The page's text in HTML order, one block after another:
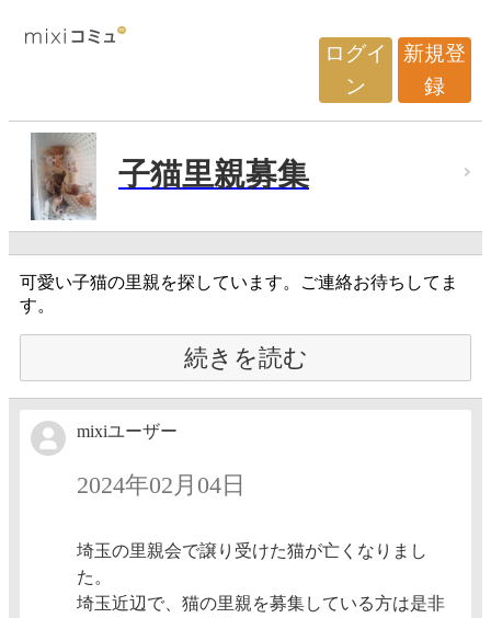
ログイ
ン
新規登
録
子猫里親募集
可愛い子猫の里親を探しています。ご連絡お待ちしてま
す。
続きを読む
mixiユーザー
2024年02月04日
埼玉の里親会で譲り受けた猫が亡くなりまし
た。
埼玉近辺で、猫の里親を募集している方は是非